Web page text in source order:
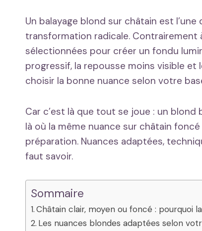
Un balayage blond sur châtain est
transformation radicale.
sélectionnées pour créer un fondu
progressif, la repousse moins visible
choisir la bonne nuance selon votre
Car c’est là que tout se joue : un
là où la même nuance sur châtain
préparation. Nuances adaptées,
faut savoir.
Sommaire
Châtain clair, moyen ou foncé : pourquoi
Les nuances blondes adaptées selon